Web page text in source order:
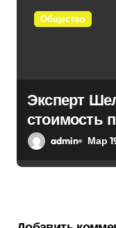
Общество
Эксперт
стоимость
России
admin Мар